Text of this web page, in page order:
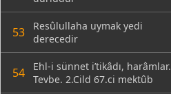
53
Resûlullaha uymak yedi
derecedir
54
Ehl-i sünnet i’tikâdı, harâmlar.
Tevbe. 2.Cild 67.ci mektûb